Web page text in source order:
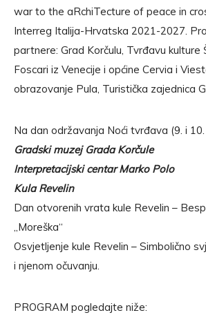
war to the aRchiTecture of peace in
Interreg Italija-Hrvatska 2021-2027.
partnere: Grad Korčulu, Tvrđavu kulture
Foscari iz Venecije i općine Cervia i
obrazovanje Pula, Turistička zajednica
Na dan održavanja Noći tvrđava (9. i
Gradski muzej Grada Korčule
Interpretacijski centar Marko Polo
Kula Revelin
Dan otvorenih vrata kule Revelin –
„Moreška“
Osvjetljenje kule Revelin – Simbolično
i njenom očuvanju.
PROGRAM pogledajte niže: